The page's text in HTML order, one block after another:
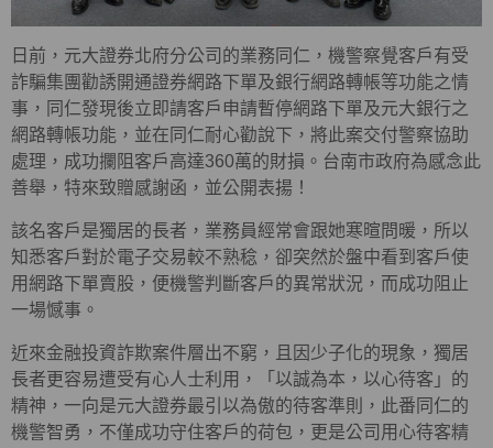
日前，元大證券北府分公司的業務同仁，機警察覺客戶有受
詐騙集團勸誘開通證券網路下單及銀行網路轉帳等功能之情
事，同仁發現後立即請客戶申請暫停網路下單及元大銀行之
網路轉帳功能，並在同仁耐心勸說下，將此案交付警察協助
處理，成功攔阻客戶高達360萬的財損。台南市政府為感念此
善舉，特來致贈感謝函，並公開表揚！
該名客戶是獨居的長者，業務員經常會跟她寒暄問暖，所以
知悉客戶對於電子交易較不熟稔，卻突然於盤中看到客戶使
用網路下單賣股，便機警判斷客戶的異常狀況，而成功阻止
一場憾事。
近來金融投資詐欺案件層出不窮，且因少子化的現象，獨居
長者更容易遭受有心人士利用，「以誠為本，以心待客」的
精神，一向是元大證券最引以為傲的待客準則，此番同仁的
機警智勇，不僅成功守住客戶的荷包，更是公司用心待客精